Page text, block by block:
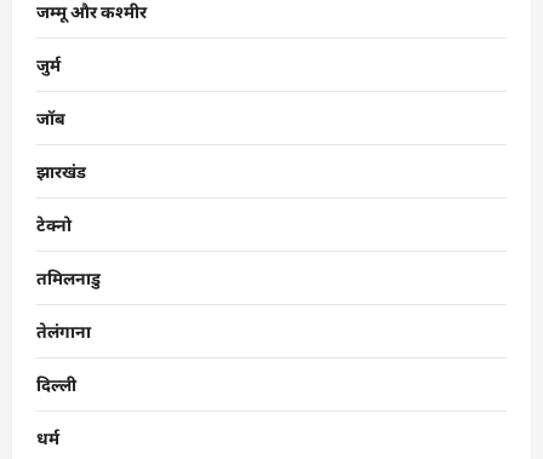
जम्मू और कश्मीर
जुर्म
जॉब
झारखंड
टेक्नो
तमिलनाडु
तेलंगाना
दिल्ली
धर्म